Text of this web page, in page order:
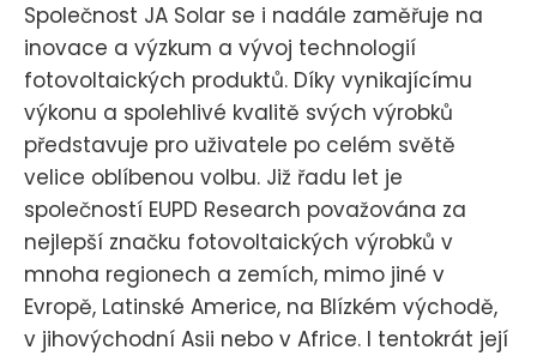
Společnost JA Solar se i nadále zaměřuje na
inovace a výzkum a vývoj technologií
fotovoltaických produktů. Díky vynikajícímu
výkonu a spolehlivé kvalitě svých výrobků
představuje pro uživatele po celém světě
velice oblíbenou volbu. Již řadu let je
společností EUPD Research považována za
nejlepší značku fotovoltaických výrobků v
mnoha regionech a zemích, mimo jiné v
Evropě, Latinské Americe, na Blízkém východě,
v jihovýchodní Asii nebo v Africe. I tentokrát její